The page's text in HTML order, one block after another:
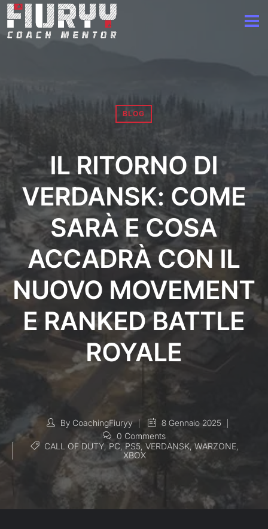
BLOG
IL RITORNO DI
VERDANSK: COME
SARÀ E COSA
ACCADRÀ CON IL
NUOVO MOVEMENT
E RANKED BATTLE
ROYALE
By CoachingFiuryy
8 Gennaio 2025
0 Comments
CALL OF DUTY, PC, PS5, VERDANSK, WARZONE,
XBOX